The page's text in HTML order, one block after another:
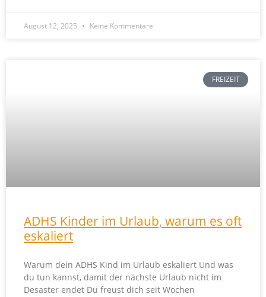
August 12, 2025 Keine Kommentare
FREIZEIT
ADHS Kinder im Urlaub, warum es oft
eskaliert
Warum dein ADHS Kind im Urlaub eskaliert Und was
du tun kannst, damit der nächste Urlaub nicht im
Desaster endet Du freust dich seit Wochen